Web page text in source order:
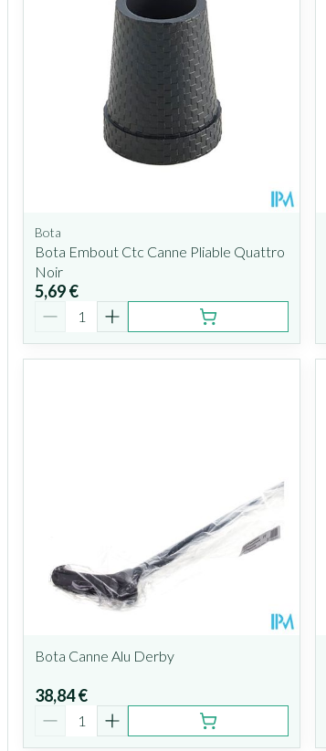
Bota
Bota Embout Ctc Canne Pliable Quattro
Noir
5,69 €
Quantité
Bota Canne Alu Derby
38,84 €
Quantité